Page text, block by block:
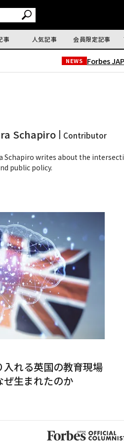
事 人気記事 会員限定記事
NEWS Forbes
Schapiro Contributor
Schapiro writes about the
public policy.
れる英国の教育現場
生まれたのか